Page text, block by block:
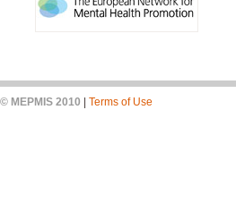
© MEPMIS 2010 Terms of Use